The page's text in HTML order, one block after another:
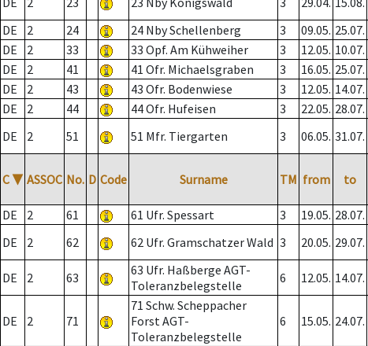
DE
2 24 24 Nby Schellenberg 3 09.05. 25.07.
DE
2 33 33 Opf. Am Kühweiher 3 12.05. 10.07.
DE
2 41 41 Ofr. Michaelsgraben 3 16.05. 25.07.
DE
2 43 43 Ofr. Bodenwiese 3 12.05. 14.07.
DE
2 44 44 Ofr. Hufeisen 3 22.05. 28.07.
DE
2 51 51 Mfr. Tiergarten 3 06.05. 31.07.
C ▼ ASSOC No. D Code Surname TM from to
DE
2 61 61 Ufr. Spessart 3 19.05. 28.07.
DE
2 62 62 Ufr. Gramschatzer Wald 3 20.05. 29.07.
DE 2 63
63 Ufr. Haßberge AGT-
Toleranzbelegstelle
6 12.05. 14.07.
DE 2 71
71 Schw. Scheppacher
Forst AGT-
Toleranzbelegstelle
6 15.05. 24.07.